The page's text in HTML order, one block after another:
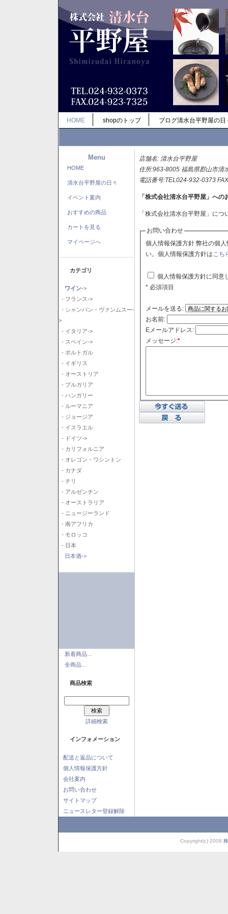
HOME shopのトップ ブログ清水台平野屋の日
Menu
HOME
清水台平野屋の日々
イベント案内
おすすめの商品
カートを見る
マイページへ
カテゴリ
ワイン->
- フランス->
- シャンパン・ヴァンムスー-
>
- イタリア->
- スペイン->
- ポルトガル
- イギリス
- オーストリア
- ブルガリア
- ハンガリー
- ルーマニア
- ジョージア
- イスラエル
- ドイツ->
- カリフォルニア
- オレゴン・ワシントン
- カナダ
- チリ
- アルゼンチン
- オーストラリア
- ニュージーランド
- 南アフリカ
- モロッコ
- 日本
日本酒->
新着商品...
全商品...
商品検索
詳細検索
インフォメーション
配送と返品について
個人情報保護方針
会社案内
お問い合わせ
サイトマップ
ニュースレター登録解除
店舗名: 清水台平野屋
住所:963-8005 福島県郡山市清
電話番号:TEL024-932-0373
「株式会社清水台平野屋」への
「株式会社清水台平野屋」に
お問い合わせ
個人情報保護方針 弊社の個人情報保護方針に同意される場合はチェックボックスをクリックしてくださ
い。個人情報保護方針はこち
個人情報保護方針に同意
* 必須項目
メールを送る:
お名前:
Eメールアドレス:
メッセージ:*
Copyright(c) 2008